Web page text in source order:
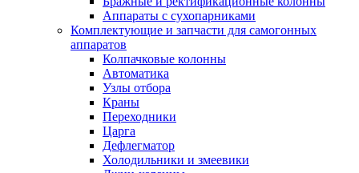
Аппараты с сухопарниками
Комплектующие и запчасти для самогонных
аппаратов
Колпачковые колонны
Автоматика
Узлы отбора
Краны
Переходники
Царга
Дефлегматор
Холодильники и змеевики